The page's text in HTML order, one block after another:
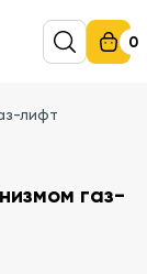
0
лифт
газ-